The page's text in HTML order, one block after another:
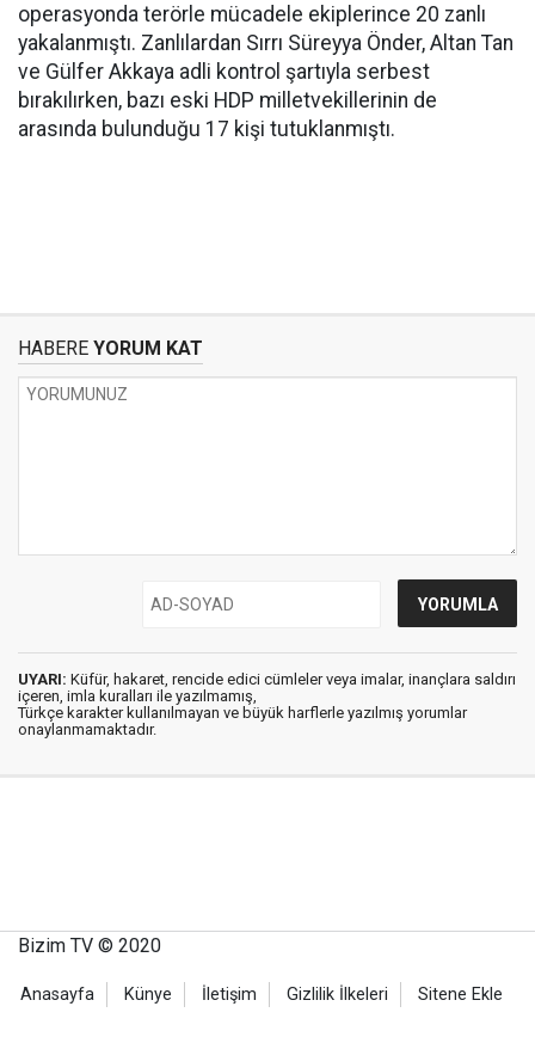
operasyonda terörle mücadele ekiplerince 20 zanlı
yakalanmıştı. Zanlılardan Sırrı Süreyya Önder, Altan Tan
ve Gülfer Akkaya adli kontrol şartıyla serbest
bırakılırken, bazı eski HDP milletvekillerinin de
arasında bulunduğu 17 kişi tutuklanmıştı.
HABERE YORUM KAT
UYARI: Küfür, hakaret, rencide edici cümleler veya imalar, inançlara saldırı
içeren, imla kuralları ile yazılmamış,
Türkçe karakter kullanılmayan ve büyük harflerle yazılmış yorumlar
onaylanmamaktadır.
Bizim TV © 2020
Anasayfa Künye İletişim Gizlilik İlkeleri Sitene Ekle